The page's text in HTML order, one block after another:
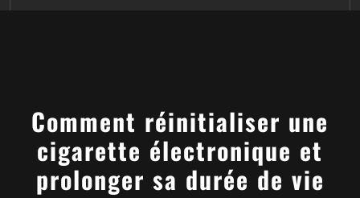
Comment réinitialiser une
cigarette électronique et
prolonger sa durée de vie